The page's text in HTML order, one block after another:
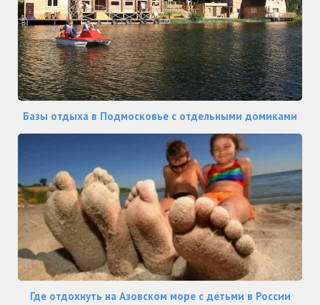
Базы отдыха в Подмосковье с отдельными домиками
Где отдохнуть на Азовском море с детьми в России